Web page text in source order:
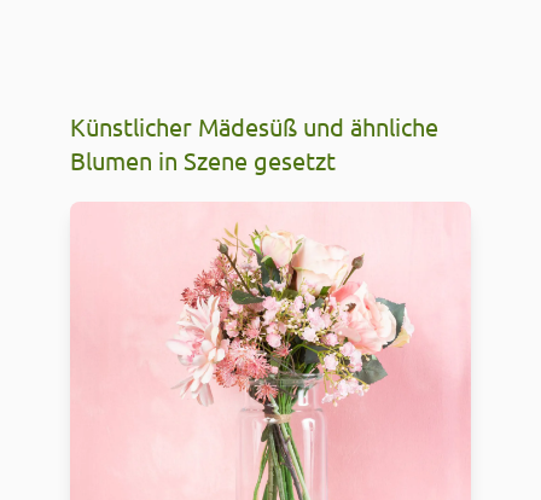
Künstlicher Mädesüß und ähnliche
Blumen in Szene gesetzt